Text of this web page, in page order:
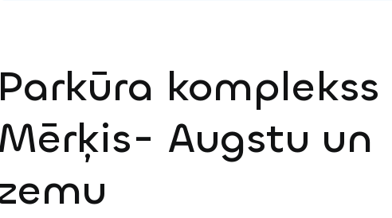
komplekss
Augstu un